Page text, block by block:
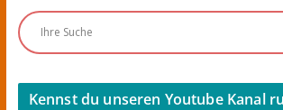
Kennst du unseren Youtube Kanal